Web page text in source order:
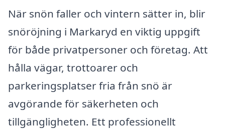
När snön faller och vintern sätter in, blir
snöröjning i Markaryd en viktig uppgift
för både privatpersoner och företag. Att
hålla vägar, trottoarer och
parkeringsplatser fria från snö är
avgörande för säkerheten och
tillgängligheten. Ett professionellt